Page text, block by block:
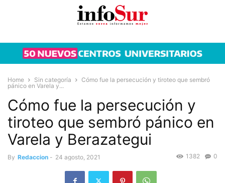
Home Sin categoría
Cómo fue la persecución y tiroteo que sembró
pánico en Varela y...
Cómo fue la persecución y
tiroteo que sembró pánico en
Varela y Berazategui
By Redaccion - 24 agosto, 2021 0
1382